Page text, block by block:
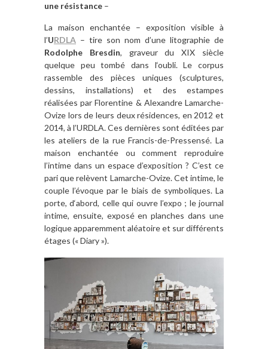
une résistance –
La maison enchantée – exposition visible à
l’URDLA – tire son nom d’une litographie de
Rodolphe Bresdin, graveur du XIX siècle
quelque peu tombé dans l‘oubli. Le corpus
rassemble des pièces uniques (sculptures,
dessins, installations) et des estampes
réalisées par Florentine & Alexandre Lamarche-
Ovize lors de leurs deux résidences, en 2012 et
2014, à l’URDLA. Ces dernières sont éditées par
les ateliers de la rue Francis-de-Pressensé. La
maison enchantée ou comment reproduire
l’intime dans un espace d’exposition ? C’est ce
pari que relèvent Lamarche-Ovize. Cet intime, le
couple l’évoque par le biais de symboliques. La
porte, d‘abord, celle qui ouvre l’expo ; le journal
intime, ensuite, exposé en planches dans une
logique apparemment aléatoire et sur différents
étages (« Diary »).